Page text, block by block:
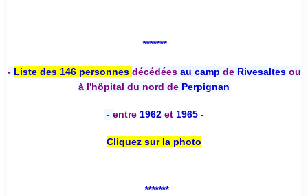
*******
- Liste des 146 personnes décédées au camp deRivesaltesou
à l'hôpital du nord de Perpignan
- entre 1962 et 1965 -
Cliquez sur la photo
*******